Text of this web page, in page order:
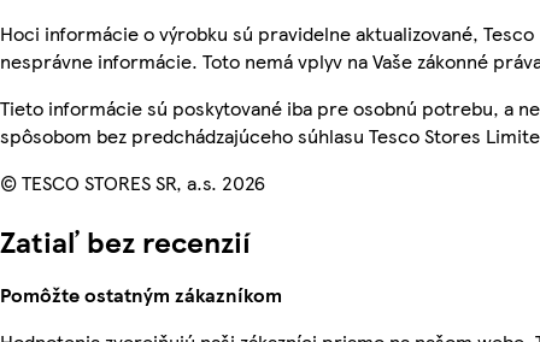
Hoci informácie o výrobku sú pravidelne aktualizované,
nesprávne informácie. Toto nemá vplyv na Vaše zákonné
Tieto informácie sú poskytované iba pre osobnú potrebu, a
spôsobom bez predchádzajúceho súhlasu Tesco Stores
© TESCO STORES SR, a.s. 2026
Zatiaľ bez recenzií
Pomôžte ostatným zákazníkom